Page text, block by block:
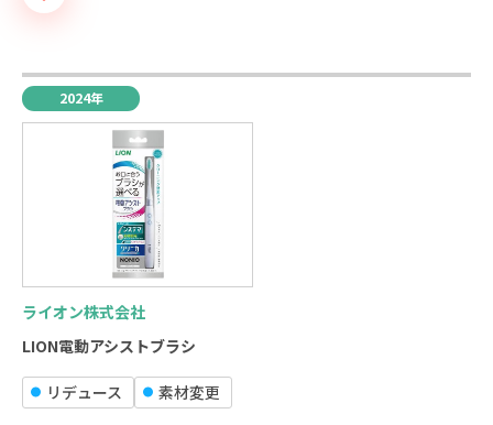
2024年
ライオン株式会社
LION電動アシストブラシ
リデュース 素材変更